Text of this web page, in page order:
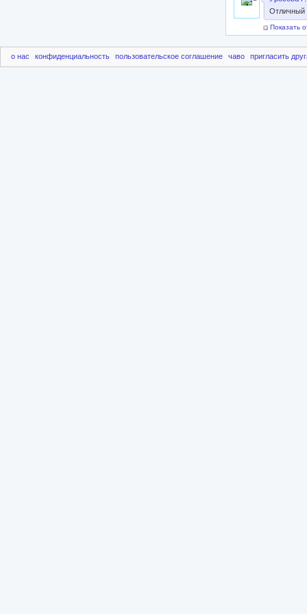
Отличный
Показать
о нас конфиденциальность пользовательское соглашение чаво пригласить